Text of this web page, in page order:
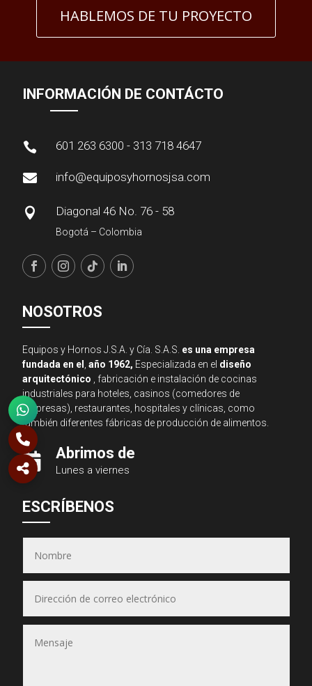
HABLEMOS DE TU PROYECTO
INFORMACIÓN DE CONTÁCTO
 601 263 6300 - 313 718 4647
 info@equiposyhornosjsa.com
 Diagonal 46 No. 76 - 58
Bogotá – Colombia
NOSOTROS
Equipos y Hornos J.S.A. y Cía. S.A.S. es una empresa
fundada en el
,año 1962, Especializada en el diseño
arquitectónico , fabricación e instalación de cocinas
industriales para hoteles, casinos (comedores de
empresas), restaurantes, hospitales y clínicas, como
también diferentes fábricas de producción de alimentos.
 Abrimos de
Lunes a viernes
ESCRÍBENOS
● En línea ahora
(Puedes seleccionar varios)